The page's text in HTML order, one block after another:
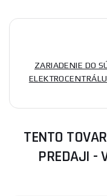
ZARIADENIE DO
TENTO
PREDAJI -